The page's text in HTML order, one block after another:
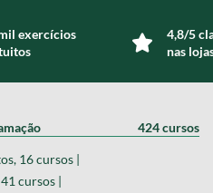
exercícios
4,8/5
nas
424 cursos
16 cursos |
cursos |